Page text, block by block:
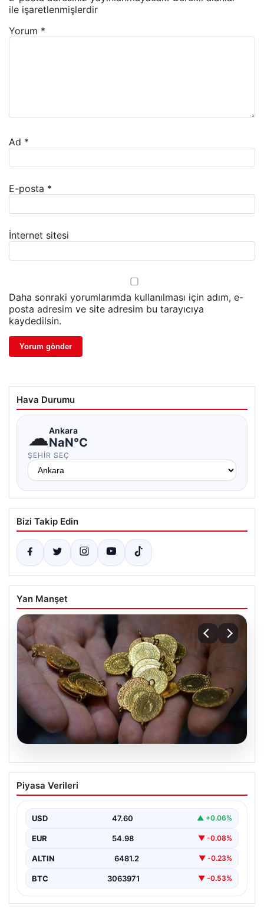
ile işaretlenmişlerdir
Yorum *
Ad *
E-posta *
İnternet sitesi
Daha sonraki yorumlarımda kullanılması için adım, e-
posta adresim ve site adresim bu tarayıcıya
kaydedilsin.
Hava Durumu
☁Ankara
NaN°C
ŞEHIR SEÇ
Bizi Takip Edin
Yan Manşet
Altın fiyatları canlı 14 Nisan 2026: Altın
fiyatları ne kadar oldu? Gram, çeyrek,
fiyatları
Piyasa Verileri
USD 47.60 ▲ +0.06%
EUR 54.98 ▼ -0.08%
ALTIN 6481.2 ▼ -0.23%
BTC 3063971 ▼ -0.53%